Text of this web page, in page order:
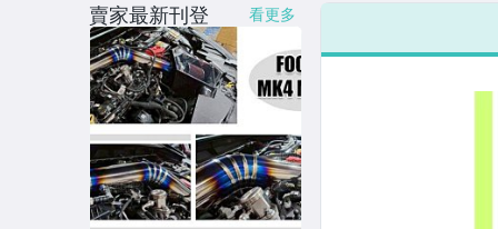
LED側燈.晶鑽.燻黑.黃側燈
原廠型尾燈.紅白晶鑽尾燈
黑框尾燈.圓燈型尾燈.LED尾燈
前後保桿側燈.後保桿LED反光片
原廠型霧燈.晶鑽及燻黑霧燈.
賣家最新刊登 看更多